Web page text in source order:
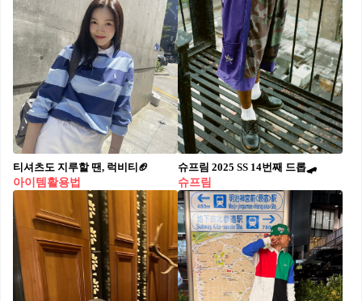
티셔츠도 지루할 땐, 럭비티🏈
아이템활용법
슈프림 2025 SS 14번째 드롭🛹
슈프림